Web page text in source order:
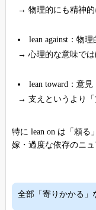
→ 物理的にも精神的
lean against：物
→ 心理的な意味で
lean toward：意
→ 支えというより「
特に lean on は「頼る
嫁・過度な依存のニ
全部「寄りかかる」